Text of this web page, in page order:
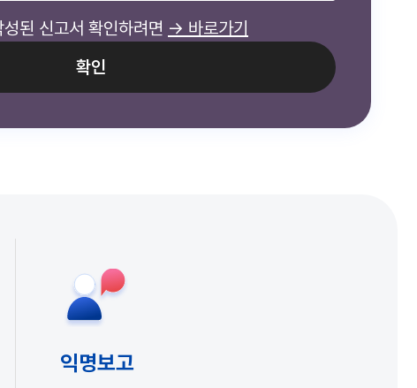
된 신고서 확인하려면 → 바로가기
확인
익명보고